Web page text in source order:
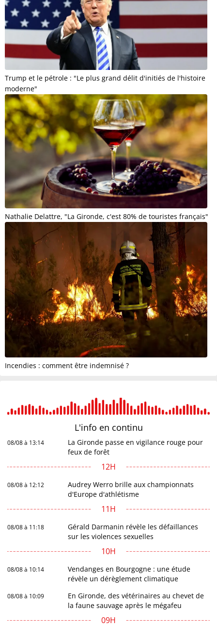
Trump et le pétrole : "Le plus grand délit d'initiés de l'histoire
moderne"
Nathalie Delattre, "La Gironde, c'est 80% de touristes français"
Incendies : comment être indemnisé ?
L'info en continu
08/08 à 13:14
La Gironde passe en vigilance rouge pour
feux de forêt
12H
08/08 à 12:12
Audrey Werro brille aux championnats
d'Europe d'athlétisme
11H
08/08 à 11:18
Gérald Darmanin révèle les défaillances
sur les violences sexuelles
10H
08/08 à 10:14
Vendanges en Bourgogne : une étude
révèle un dérèglement climatique
08/08 à 10:09
En Gironde, des vétérinaires au chevet de
la faune sauvage après le mégafeu
09H